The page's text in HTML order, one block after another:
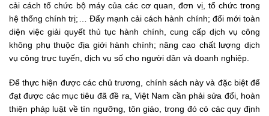
cải cách tổ chức bộ máy của các cơ quan, đơn vị, tổ chức trong
hệ thống chính trị;… Đẩy mạnh cải cách hành chính; đổi mới toàn
diện việc giải quyết thủ tục hành chính, cung cấp dịch vụ công
không phụ thuộc địa giới hành chính; nâng cao chất lượng dịch
vụ công trực tuyến, dịch vụ số cho người dân và doanh nghiệp.
Để thực hiện được các chủ trương, chính sách này và đặc biệt để
đạt được các mục tiêu đã đề ra, Việt Nam cần phải sửa đổi, hoàn
thiện pháp luật về tín ngưỡng, tôn giáo, trong đó có các quy định